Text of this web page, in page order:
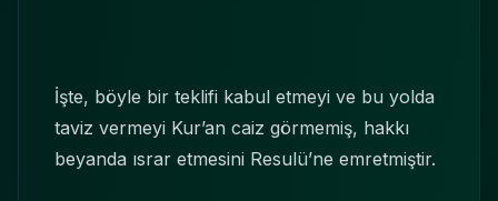
İşte, böyle bir teklifi kabul etmeyi ve bu yolda
taviz vermeyi Kur’an caiz görmemiş, hakkı
beyanda ısrar etmesini Resulü’ne emretmiştir.